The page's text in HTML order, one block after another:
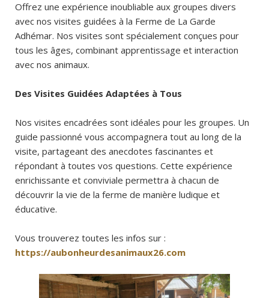
Offrez une expérience inoubliable aux groupes divers
avec nos visites guidées à la Ferme de La Garde
Adhémar. Nos visites sont spécialement conçues pour
tous les âges, combinant apprentissage et interaction
avec nos animaux.
Des Visites Guidées Adaptées à Tous
Nos visites encadrées sont idéales pour les groupes. Un
guide passionné vous accompagnera tout au long de la
visite, partageant des anecdotes fascinantes et
répondant à toutes vos questions. Cette expérience
enrichissante et conviviale permettra à chacun de
découvrir la vie de la ferme de manière ludique et
éducative.
Vous trouverez toutes les infos sur :
https://aubonheurdesanimaux26.com